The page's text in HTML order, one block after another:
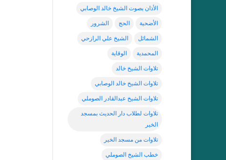
الأذان بصوت الشيخ خالد الوصابي
الأضحية الحج الشرور
الشمائل الشيخ علي الرازحي
المحمدية الوقاية
تلاوات الشيخ خالد
تلاوات الشيخ خالد الوصابي
تلاوات الشيخ عبدالقادر الصوملي
تلاوات لطلاب دار الحديث بمسجد
الخير
تلاوات من مسجد الخير
خطب الشيخ الصوملي